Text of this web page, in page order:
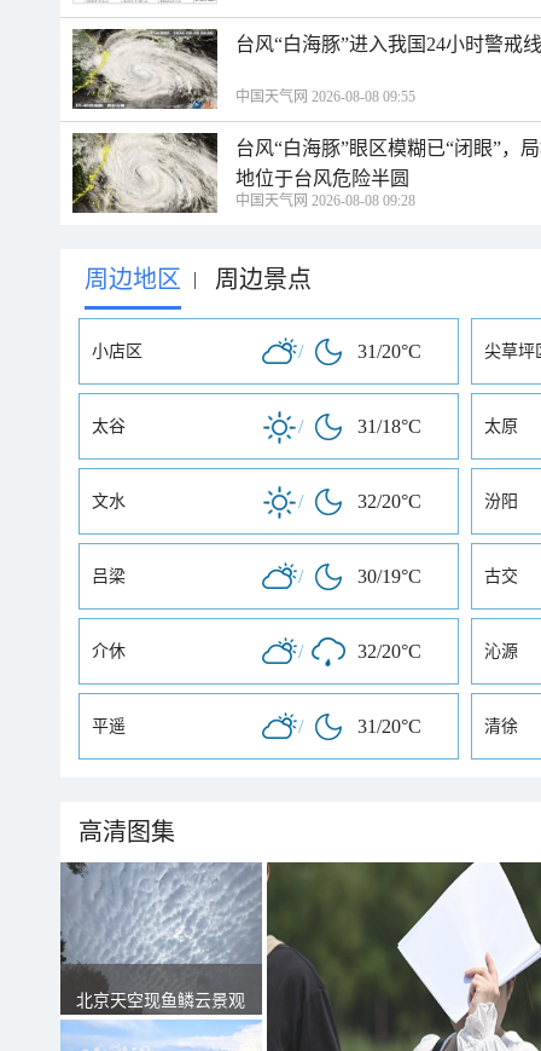
台风“白海豚”进入我国24小时警戒
中国天气网 2026-08-08 09:55
台风“白海豚”眼区模糊已“闭眼”，
地位于台风危险半圆
中国天气网 2026-08-08 09:28
周边地区 | 周边景点
小店区 / 31/20°C 尖草坪
太谷 / 31/18°C 太原
文水 / 32/20°C 汾阳
吕梁 / 30/19°C 古交
介休 / 32/20°C 沁源
平遥 / 31/20°C 清徐
高清图集
北京天空现鱼鳞云景观